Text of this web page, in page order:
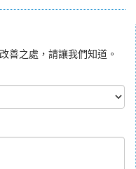
善之處，請讓我們知道。